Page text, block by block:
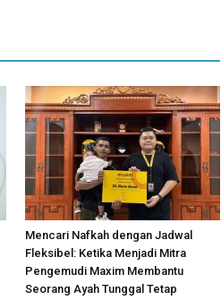
Mencari Nafkah dengan Jadwal
Fleksibel: Ketika Menjadi Mitra
Pengemudi Maxim Membantu
Seorang Ayah Tunggal Tetap